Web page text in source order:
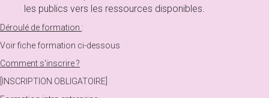
les publics vers les ressources disponibles.
Déroulé de formation :
Voir fiche formation ci-dessous
Comment s'inscrire ?
[INSCRIPTION OBLIGATOIRE]